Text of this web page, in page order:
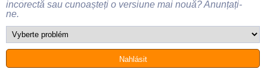
incorectă sau cunoașteți o versiune mai nouă? Anunțați-
ne.